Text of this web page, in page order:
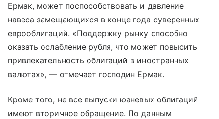
Ермак, может поспособствовать и давление
навеса замещающихся в конце года суверенных
еврооблигаций. «Поддержку рынку способно
оказать ослабление рубля, что может повысить
привлекательность облигаций в иностранных
валютах», — отмечает господин Ермак.
Кроме того, не все выпуски юаневых облигаций
имеют вторичное обращение. По данным